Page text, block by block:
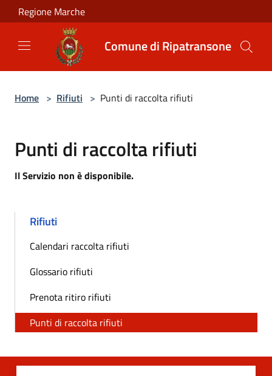
Salta al contenuto principale
Regione Marche
Comune di Ripatransone
Home > Rifiuti > Punti di raccolta rifiuti
Punti di raccolta rifiuti
Il Servizio non è disponibile.
Rifiuti
Calendari raccolta rifiuti
Glossario rifiuti
Prenota ritiro rifiuti
Punti di raccolta rifiuti